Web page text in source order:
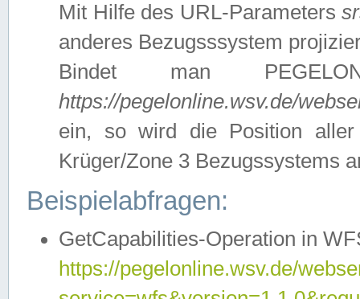
Mit Hilfe des URL-Parameters
anderes Bezugsssystem
Bindet man
https://pegelonline.wsv.de/
ein, so wird die Position
Krüger/Zone 3 Bezugssystems
Beispielabfragen:
GetCapabilities-Operation in
https://pegelonline.wsv.de/